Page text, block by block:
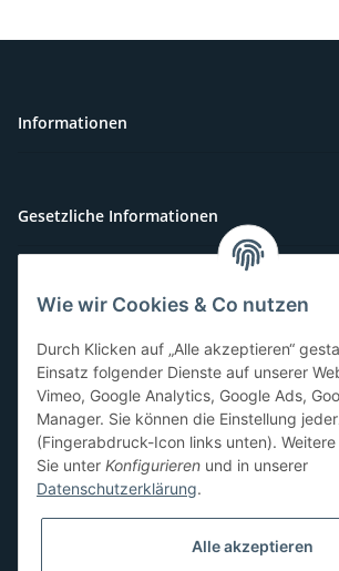
Informationen
Gesetzliche Informationen
Kundenservice
Sie benötigen Hilfe oder haben Fragen?
071-5355993
service@beamerlampe24.ch
Sicher Einkaufen
Wie wir Cookies & Co nutzen
Durch Klicken auf „Alle akzeptieren“
Einsatz folgender Dienste auf unserer
Vimeo, Google Analytics, Google Ads,
Manager. Sie können die Einstellung
(Fingerabdruck-Icon links unten).
Sie unter Konfigurieren und in unserer
Datenschutzerklärung.
Alle akzeptieren